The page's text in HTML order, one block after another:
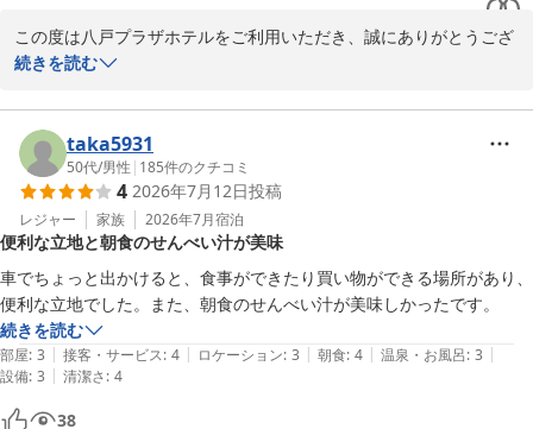
また、朝食ビュッフェにつきましては、ごゆっくりお召し上がりい
ただけたとのこと、大変嬉しく存じます。
朝のひとときを気持ちよくお過ごしいただけたことが、私どもにと
これからも皆様にご満足いただける宿づくりに努めてまいりますの
で、また機会がございましたらぜひお越しくださいませ。
スタッフ一同、心よりお待ち申し上げております。
八戸プラザホテル　フロント
八戸プラザホテル
2026-06-25
この度は八戸プラザホテルをご利用いただき、誠にありがとうござ
います。
無料駐車場につきまして、利便性を感じていただけたご様子で嬉し
く存じます。
お車でのご来館の際、当ホテルでは八戸駅より車で約１５分。本八
戸駅より徒歩7分。三沢空港よりお車で約４０分。となっておりま
すので、またお近くにお越しの際はぜひお立ち寄りください。
一方で、お部屋の設備に関しましてご不快な思いをさせてしまい、
誠に申し訳ございません。
頂戴したご意見は今後の施設メンテナンスの参考にさせていただき
ます。
お客様に快適にお過ごしいただけるよう、サービスの向上に努めて
続きを読む
taka5931
50代/男性 | 185件のクチコミ
4 2026年7月12日投稿
レジャー 家族 2026年7月宿泊
便利な立地と朝食のせんべい汁が美味
車でちょっと出かけると、食事ができたり買い物ができる場所があり、
便利な立地でした。また、朝食のせんべい汁が美味しかったです。
続きを読む
部屋: 3 | 接客・サービス: 4 | ロケーション: 3 | 朝食: 4 | 温泉・お風呂: 3 |
設備: 3 | 清潔さ: 4
38